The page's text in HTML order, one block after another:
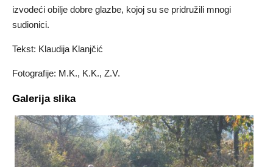
izvodeći obilje dobre glazbe, kojoj su se pridružili mnogi
sudionici.
Tekst: Klaudija Klanjčić
Fotografije: M.K., K.K., Z.V.
Galerija slika